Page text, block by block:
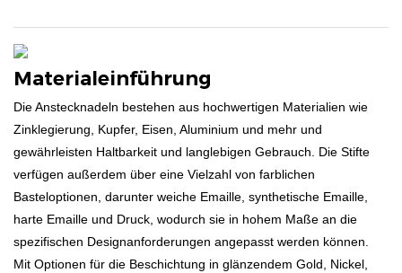
Materialeinführung
Die Anstecknadeln bestehen aus hochwertigen Materialien wie
Zinklegierung, Kupfer, Eisen, Aluminium und mehr und
gewährleisten Haltbarkeit und langlebigen Gebrauch. Die Stifte
verfügen außerdem über eine Vielzahl von farblichen
Basteloptionen, darunter weiche Emaille, synthetische Emaille,
harte Emaille und Druck, wodurch sie in hohem Maße an die
spezifischen Designanforderungen angepasst werden können.
Mit Optionen für die Beschichtung in glänzendem Gold, Nickel,